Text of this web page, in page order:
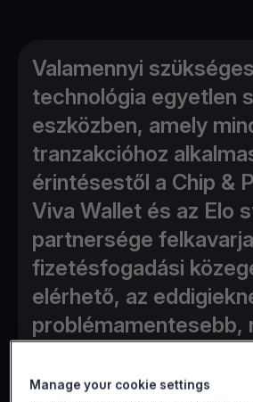
Valamennyi szükséges
technológia egyetlen
eszközben, amely
tranzakcióhoz
érintésestől a Chip &
Viva Wallet és az Elo
partnersége
fizetésfogadási
elérhető, az
problémamentesebb,
vállalkozások számára.
Manage your cookie settings